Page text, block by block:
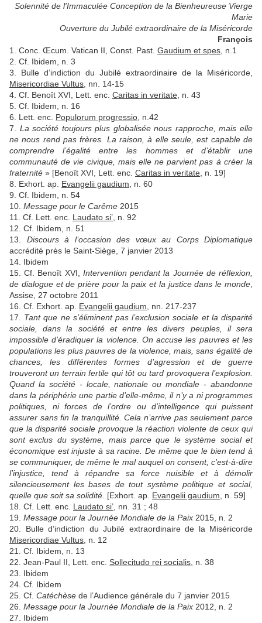
Solennité de l'Immaculée Conception de la Bienheureuse Vierge
Marie
Ouverture du Jubilé extraordinaire de la Miséricorde
François
1. Conc. Œcum. Vatican II, Const. Past. Gaudium et spes , n.1
2. Cf. Ibidem, n. 3
3. Bulle d’indiction du Jubilé extraordinaire de la Miséricorde,
Misericordiae Vultus , nn. 14-15
4. Cf. Benoît XVI, Lett. enc. Caritas in veritate , n. 43
5. Cf. Ibidem, n. 16
6. Lett. enc. Populorum progressio , n.42
7. La société toujours plus globalisée nous rapproche, mais elle
ne nous rend pas frères. La raison, à elle seule, est capable de
comprendre l’égalité entre les hommes et d’établir une
communauté de vie civique, mais elle ne parvient pas à créer la
fraternité » [Benoît XVI, Lett. enc. Caritas in veritate , n. 19]
8. Exhort. ap. Evangelii gaudium , n. 60
9. Cf. Ibidem, n. 54
10. Message pour le Carême 2015
11. Cf. Lett. enc. Laudato si’ , n. 92
12. Cf. Ibidem, n. 51
13. Discours à l’occasion des vœux au Corps Diplomatique
accrédité près le Saint-Siège, 7 janvier 2013
14. Ibidem
15. Cf. Benoît XVI, Intervention pendant la Journée de réflexion,
de dialogue et de prière pour la paix et la justice dans le monde
Assise, 27 octobre 2011
16. Cf. Exhort. ap. Evangelii gaudium , nn. 217-237
17. Tant que ne s’éliminent pas l’exclusion sociale et la disparité
sociale, dans la société et entre les divers peuples, il sera
impossible d’éradiquer la violence. On accuse les pauvres et les
populations les plus pauvres de la violence, mais, sans égalité de
chances, les différentes formes d’agression et de guerre
trouveront un terrain fertile qui tôt ou tard provoquera l’explosion.
Quand la société - locale, nationale ou mondiale - abandonne
dans la périphérie une partie d’elle-même, il n’y a ni programmes
politiques, ni forces de l’ordre ou d’intelligence qui puissent
assurer sans fin la tranquillité. Cela n’arrive pas seulement parce
que la disparité sociale provoque la réaction violente de ceux qui
sont exclus du système, mais parce que le système social et
économique est injuste à sa racine. De même que le bien tend à
se communiquer, de même le mal auquel on consent, c'est-à-dire
l’injustice, tend à répandre sa force nuisible et à démolir
silencieusement les bases de tout système politique et social,
quelle que soit sa solidité. [Exhort. ap. Evangelii gaudium , n. 59]
18. Cf. Lett. enc. Laudato si’ , nn. 31 ; 48
19. Message pour la Journée Mondiale de la Paix 2015, n. 2
20. Bulle d’indiction du Jubilé extraordinaire de la Miséricorde
Misericordiae Vultus , n. 12
21. Cf. Ibidem, n. 13
22. Jean-Paul II, Lett. enc. Sollecitudo rei socialis , n. 38
23. Ibidem
24. Cf. Ibidem
25. Cf. Catéchèse de l’Audience générale du 7 janvier 2015
26. Message pour la Journée Mondiale de la Paix 2012, n. 2
27. Ibidem